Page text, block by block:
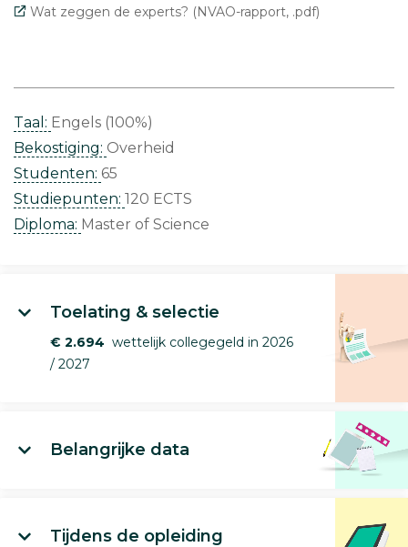
Wat zeggen de experts? (NVAO-rapport, .pdf)
Taal: Engels (100%)
Bekostiging: Overheid
Studenten: 65
Studiepunten: 120 ECTS
Diploma: Master of Science
Toelating & selectie
€ 2.694 wettelijk collegegeld in 2026
/ 2027
Belangrijke data
Tijdens de opleiding